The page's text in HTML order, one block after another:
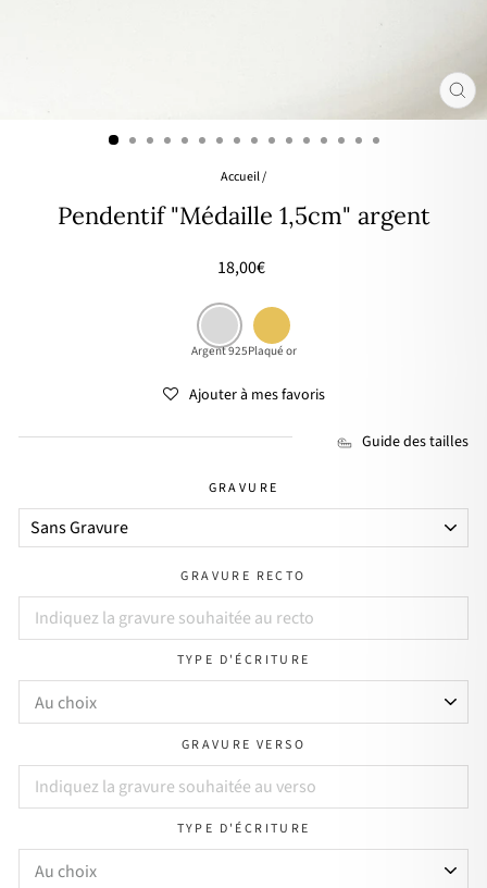
Accueil/
Pendentif "Médaille 1,5cm" argent
Prix
18,00€
Argent 925Plaqué or
Ajouter à mes favoris
Guide des tailles
GRAVURE
GRAVURE RECTO
TYPE D'ÉCRITURE
GRAVURE VERSO
TYPE D'ÉCRITURE